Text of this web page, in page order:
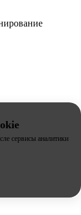
сервисы аналитики